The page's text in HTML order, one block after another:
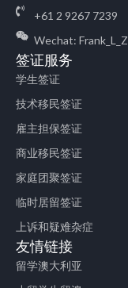
+61 2 9267 7239
Wechat: Frank_L_Z
签证服务
学生签证
技术移民签证
雇主担保签证
商业移民签证
家庭团聚签证
临时居留签证
上诉和疑难杂症
友情链接
留学澳大利亚